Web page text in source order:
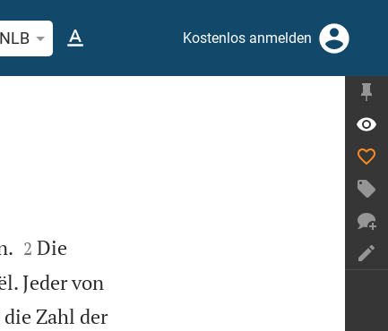
oder Begriff suchen
NLB Kostenlos anmelden

2 Die
Jeder von
Zahl der